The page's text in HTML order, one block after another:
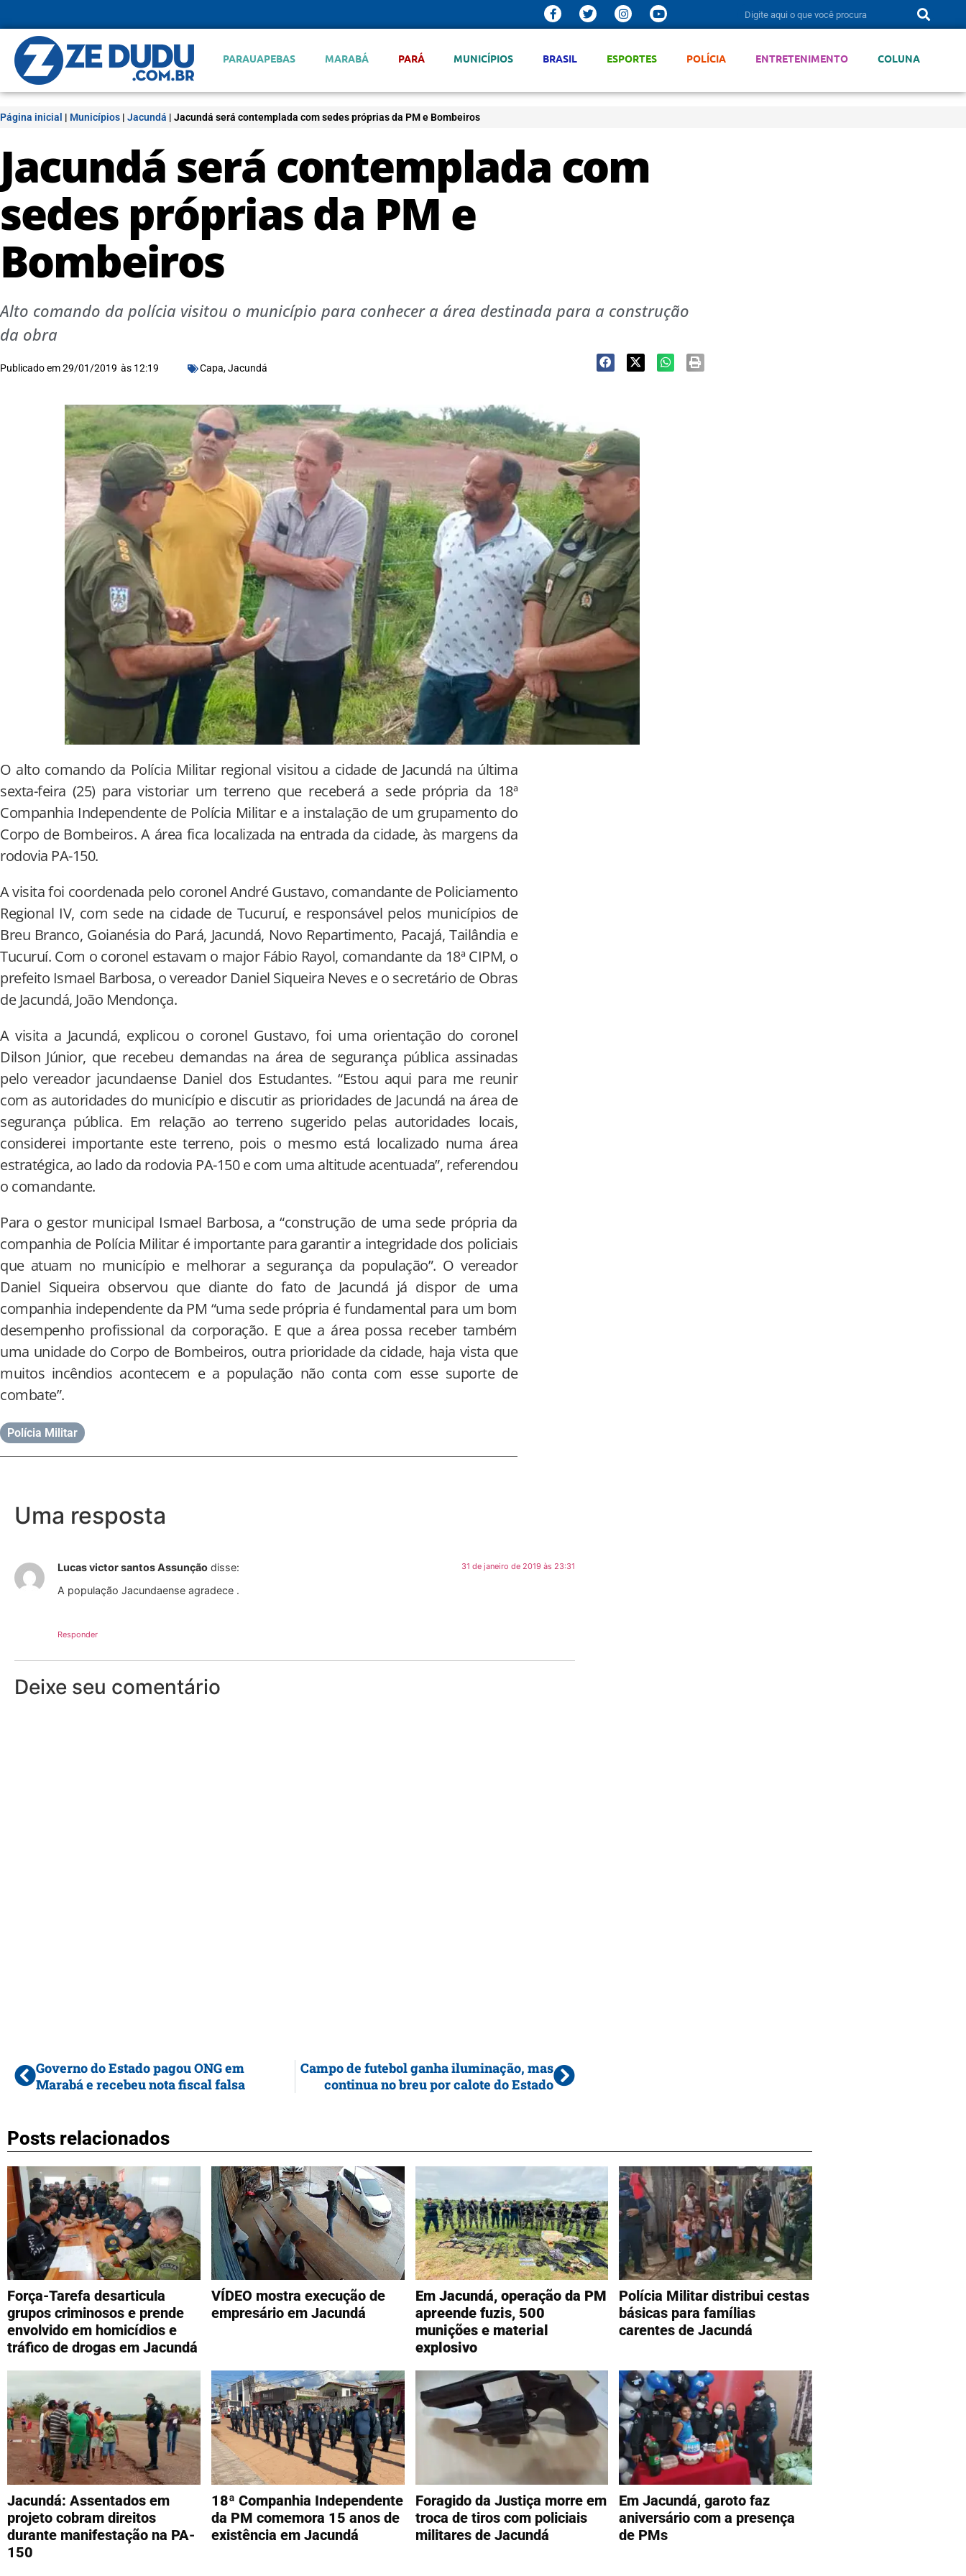
PARAUAPEBAS MARABÁ PARÁ MUNICÍPIOS BRASIL ESPORTES POLÍCIA ENTRETENIMENTO COLUNA
Página inicial | Municípios | Jacundá | Jacundá será contemplada com sedes próprias da PM e Bombeiros
Jacundá será contemplada com
sedes próprias da PM e
Bombeiros
Alto comando da polícia visitou o município para conhecer a área destinada para a construção
da obra
Publicado em29/01/2019 às 12:19 Capa,Jacundá
O alto comando da Polícia Militar regional visitou a cidade de Jacundá na última
sexta-feira (25) para vistoriar um terreno que receberá a sede própria da 18ª
Companhia Independente de Polícia Militar e a instalação de um grupamento do
Corpo de Bombeiros. A área fica localizada na entrada da cidade, às margens da
rodovia PA-150.
A visita foi coordenada pelo coronel André Gustavo, comandante de Policiamento
Regional IV, com sede na cidade de Tucuruí, e responsável pelos municípios de
Breu Branco, Goianésia do Pará, Jacundá, Novo Repartimento, Pacajá, Tailândia e
Tucuruí. Com o coronel estavam o major Fábio Rayol, comandante da 18ª CIPM, o
prefeito Ismael Barbosa, o vereador Daniel Siqueira Neves e o secretário de Obras
de Jacundá, João Mendonça.
A visita a Jacundá, explicou o coronel Gustavo, foi uma orientação do coronel
Dilson Júnior, que recebeu demandas na área de segurança pública assinadas
pelo vereador jacundaense Daniel dos Estudantes. “Estou aqui para me reunir
com as autoridades do município e discutir as prioridades de Jacundá na área de
segurança pública. Em relação ao terreno sugerido pelas autoridades locais,
considerei importante este terreno, pois o mesmo está localizado numa área
estratégica, ao lado da rodovia PA-150 e com uma altitude acentuada”, referendou
o comandante.
Para o gestor municipal Ismael Barbosa, a “construção de uma sede própria da
companhia de Polícia Militar é importante para garantir a integridade dos policiais
que atuam no município e melhorar a segurança da população”. O vereador
Daniel Siqueira observou que diante do fato de Jacundá já dispor de uma
companhia independente da PM “uma sede própria é fundamental para um bom
desempenho profissional da corporação. E que a área possa receber também
uma unidade do Corpo de Bombeiros, outra prioridade da cidade, haja vista que
muitos incêndios acontecem e a população não conta com esse suporte de
combate”.
Polícia Militar
Uma resposta
Lucas victor santos Assunção disse: 31 de janeiro de 2019 às 23:31
A população Jacundaense agradece .
Responder
Deixe seu comentário
Governo do Estado pagou ONG em
Marabá e recebeu nota fiscal falsa
Campo de futebol ganha iluminação, mas
continua no breu por calote do Estado
Posts relacionados
Força-Tarefa desarticula
grupos criminosos e prende
envolvido em homicídios e
tráfico de drogas em Jacundá
VÍDEO mostra execução de
empresário em Jacundá
Em Jacundá, operação da PM
apreende fuzis, 500
munições e material
explosivo
Polícia Militar distribui cestas
básicas para famílias
carentes de Jacundá
Jacundá: Assentados em
projeto cobram direitos
durante manifestação na PA-
150
18ª Companhia Independente
da PM comemora 15 anos de
existência em Jacundá
Foragido da Justiça morre em
troca de tiros com policiais
militares de Jacundá
Em Jacundá, garoto faz
aniversário com a presença
de PMs